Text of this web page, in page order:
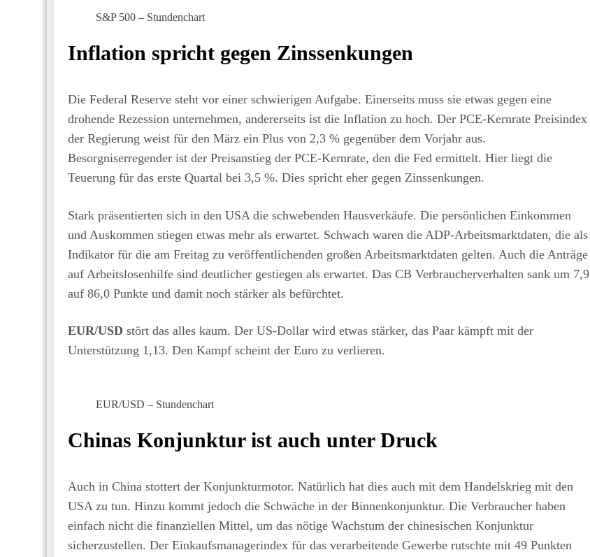
S&P 500 – Stundenchart
Inflation spricht gegen Zinssenkungen
Die Federal Reserve steht vor einer schwierigen Aufgabe. Einerseits muss sie etwas gegen eine
drohende Rezession unternehmen, andererseits ist die Inflation zu hoch. Der PCE-Kernrate Preisindex
der Regierung weist für den März ein Plus von 2,3 % gegenüber dem Vorjahr aus.
Besorgniserregender ist der Preisanstieg der PCE-Kernrate, den die Fed ermittelt. Hier liegt die
Teuerung für das erste Quartal bei 3,5 %. Dies spricht eher gegen Zinssenkungen.
Stark präsentierten sich in den USA die schwebenden Hausverkäufe. Die persönlichen Einkommen
und Auskommen stiegen etwas mehr als erwartet. Schwach waren die ADP-Arbeitsmarktdaten, die als
Indikator für die am Freitag zu veröffentlichenden großen Arbeitsmarktdaten gelten. Auch die Anträge
auf Arbeitslosenhilfe sind deutlicher gestiegen als erwartet. Das CB Verbraucherverhalten sank um 7,9
auf 86,0 Punkte und damit noch stärker als befürchtet.
EUR/USD stört das alles kaum. Der US-Dollar wird etwas stärker, das Paar kämpft mit der
Unterstützung 1,13. Den Kampf scheint der Euro zu verlieren.
EUR/USD – Stundenchart
Chinas Konjunktur ist auch unter Druck
Auch in China stottert der Konjunkturmotor. Natürlich hat dies auch mit dem Handelskrieg mit den
USA zu tun. Hinzu kommt jedoch die Schwäche in der Binnenkonjunktur. Die Verbraucher haben
einfach nicht die finanziellen Mittel, um das nötige Wachstum der chinesischen Konjunktur
sicherzustellen. Der Einkaufsmanagerindex für das verarbeitende Gewerbe rutschte mit 49 Punkten